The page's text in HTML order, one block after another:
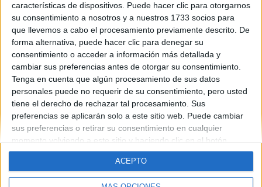
características de dispositivos. Puede hacer clic para otorgarnos
su consentimiento a nosotros y a nuestros 1733 socios para
que llevemos a cabo el procesamiento previamente descrito. De
forma alternativa, puede hacer clic para denegar su
consentimiento o acceder a información más detallada y
cambiar sus preferencias antes de otorgar su consentimiento.
Tenga en cuenta que algún procesamiento de sus datos
personales puede no requerir de su consentimiento, pero usted
tiene el derecho de rechazar tal procesamiento. Sus
preferencias se aplicarán solo a este sitio web. Puede cambiar
sus preferencias o retirar su consentimiento en cualquier
momento volviendo a este sitio y haciendo clic en el botón
"Privacidad" en la parte inferior de la página web.
ACEPTO
Email: info@forofp.es
Información legal
Política de privacidad
Condiciones generales de contratación
Política de cookies
© Compás Mediterráneo SL. Todos los derechos reservados.